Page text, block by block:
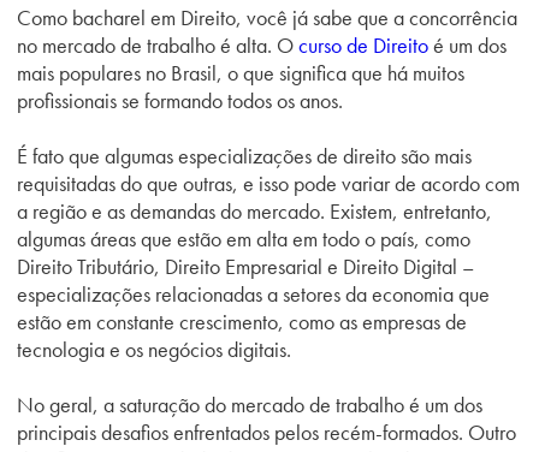
Como bacharel em Direito, você já sabe que a concorrência
no mercado de trabalho é alta. Ocurso de Direitoé um dos
mais populares no Brasil, o que significa que há muitos
profissionais se formando todos os anos.
É fato que algumas especializações de direito são mais
requisitadas do que outras, e isso pode variar de acordo com
a região e as demandas do mercado. Existem, entretanto,
algumas áreas que estão em alta em todo o país, como
Direito Tributário, Direito Empresarial e Direito Digital –
especializações relacionadas a setores da economia que
estão em constante crescimento, como as empresas de
tecnologia e os negócios digitais.
No geral, a saturação do mercado de trabalho é um dos
principais desafios enfrentados pelos recém-formados. Outro